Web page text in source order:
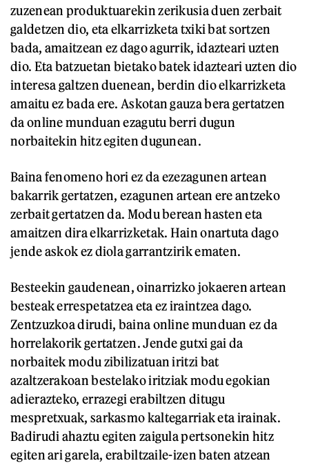
zuzenean produktuarekin zerikusia duen zerbait
galdetzen dio, eta elkarrizketa txiki bat sortzen
bada, amaitzean ez dago agurrik, idazteari uzten
dio. Eta batzuetan bietako batek idazteari uzten dio
interesa galtzen duenean, berdin dio elkarrizketa
amaitu ez bada ere. Askotan gauza bera gertatzen
da online munduan ezagutu berri dugun
norbaitekin hitz egiten dugunean.
Baina fenomeno hori ez da ezezagunen artean
bakarrik gertatzen, ezagunen artean ere antzeko
zerbait gertatzen da. Modu berean hasten eta
amaitzen dira elkarrizketak. Hain onartuta dago
jende askok ez diola garrantzirik ematen.
Besteekin gaudenean, oinarrizko jokaeren artean
besteak errespetatzea eta ez iraintzea dago.
Zentzuzkoa dirudi, baina online munduan ez da
horrelakorik gertatzen. Jende gutxi gai da
norbaitek modu zibilizatuan iritzi bat
azaltzerakoan bestelako iritziak modu egokian
adierazteko, errazegi erabiltzen ditugu
mespretxuak, sarkasmo kaltegarriak eta irainak.
Badirudi ahaztu egiten zaigula pertsonekin hitz
egiten ari garela, erabiltzaile-izen baten atzean